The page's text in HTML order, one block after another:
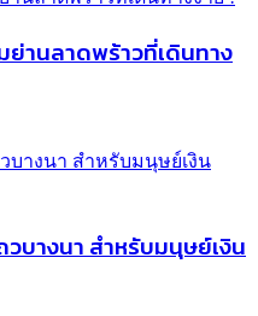
านลาดพร้าวที่เดินทาง
วบางนา สำหรับมนุษย์เงิน